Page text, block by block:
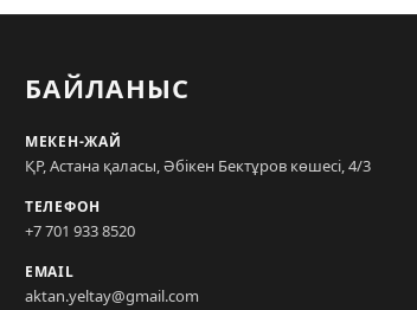
БАЙЛАНЫС
МЕКЕН-ЖАЙ
ҚР, Астана қаласы, Әбікен Бектұров көшесі, 4/3
ТЕЛЕФОН
+7 701 933 8520
EMAIL
aktan.yeltay@gmail.com